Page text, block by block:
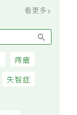
看更多